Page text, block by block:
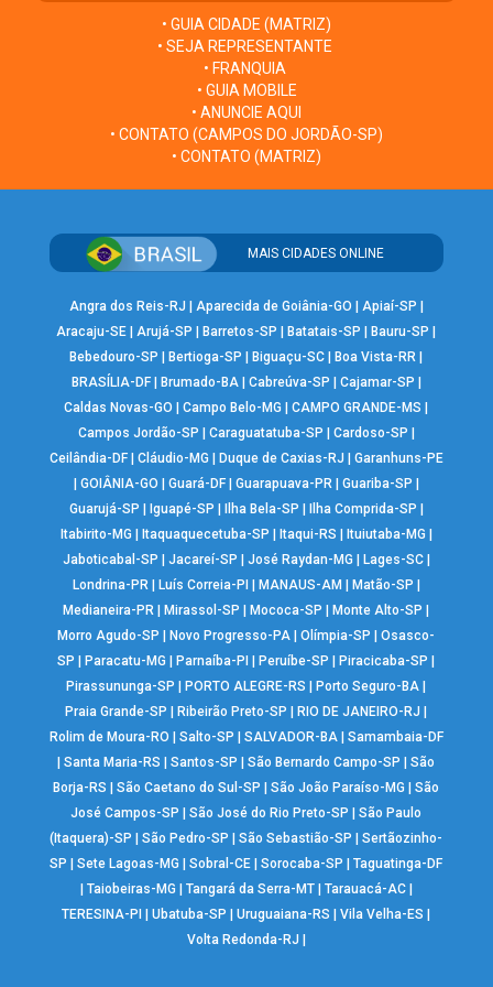
• GUIA CIDADE (MATRIZ)
• SEJA REPRESENTANTE
• FRANQUIA
• GUIA MOBILE
• ANUNCIE AQUI
• CONTATO (CAMPOS DO JORDÃO-SP)
• CONTATO (MATRIZ)
MAIS CIDADES ONLINE
Angra dos Reis-RJ Aparecida de Goiânia-GO Apiaí-SP
Aracaju-SE |Arujá-SP Barretos-SP Batatais-SP Bauru-SP
Bebedouro-SP
Bertioga-SP Biguaçu-SC Boa Vista-RR
BRASÍLIA-DF| Brumado-BA| Cabreúva-SP Cajamar-SP
Caldas Novas-GO
|Campo Belo-MG |CAMPO GRANDE-MS
Campos Jordão-SP
Caraguatatuba-SP Cardoso-SP
Ceilândia-DF| Cláudio-MG Duque de Caxias-RJ
Garanhuns-PE
GOIÂNIA-GO Guará-DF| Guarapuava-PR| Guariba-SP
Guarujá-SP
Iguapé-SP Ilha Bela-SP Ilha Comprida-SP
Itabirito-MG
Itaquaquecetuba-SP Itaqui-RS Ituiutaba-MG
Jaboticabal-SP
Jacareí-SP José Raydan-MG Lages-SC|
Londrina-PR| Luís Correia-PI MANAUS-AM Matão-SP
Medianeira-PR
Mirassol-SP Mococa-SP Monte Alto-SP
Morro Agudo-SP
Novo Progresso-PA |Olímpia-SP |Osasco-
SP
Paracatu-MG Parnaíba-PI Peruíbe-SP Piracicaba-SP
Pirassununga-SP
PORTO ALEGRE-RS Porto Seguro-BA
Praia Grande-SP
Ribeirão Preto-SP RIO DE JANEIRO-RJ
Rolim de Moura-RO
Salto-SP SALVADOR-BA| Samambaia-DF
|Santa Maria-RS |Santos-SP |São Bernardo Campo-SP |São
Borja-RS
|São Caetano do Sul-SP |São João Paraíso-MG |São
José Campos-SP
|São José do Rio Preto-SP |São Paulo
(Itaquera)-SP
|São Pedro-SP |São Sebastião-SP |Sertãozinho-
SP
|Sete Lagoas-MG |Sobral-CE |Sorocaba-SP |Taguatinga-DF
Taiobeiras-MG Tangará da Serra-MT| Tarauacá-AC|
TERESINA-PI
|Ubatuba-SP |Uruguaiana-RS |Vila Velha-ES
Volta Redonda-RJ